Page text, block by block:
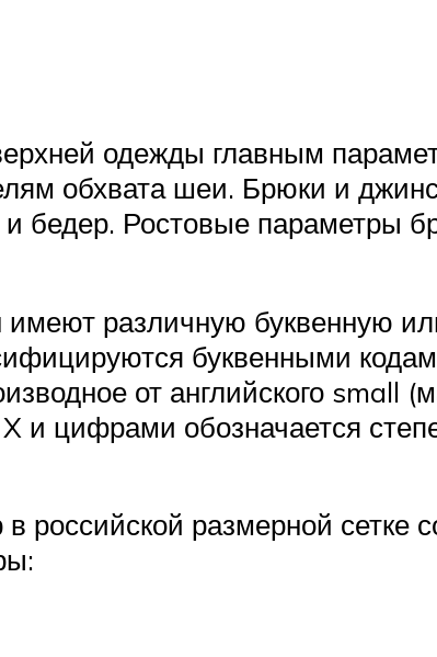
одежды главным
обхвата шеи. Брюки и
бедер. Ростовые параметры
имеют различную буквенную
буквенными
от английского small
цифрами обозначается
размерной сетке